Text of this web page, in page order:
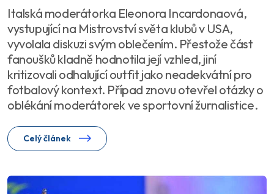
Italská moderátorka Eleonora Incardonaová,
vystupující na Mistrovství světa klubů v USA,
vyvolala diskuzi svým oblečením. Přestože část
fanoušků kladně hodnotila její vzhled, jiní
kritizovali odhalující outfit jako neadekvátní pro
fotbalový kontext. Případ znovu otevřel otázky o
oblékání moderátorek ve sportovní žurnalistice.
Celý článek